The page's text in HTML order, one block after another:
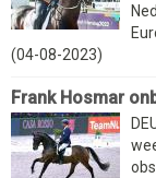
(04-08-2023)
Frank Hosmar